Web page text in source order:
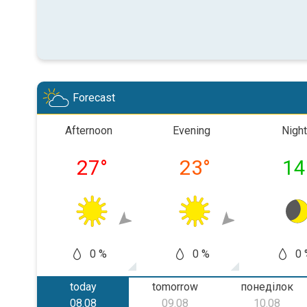
Forecast
Afternoon
27°
0 %
Evening
23°
0 %
Night
14
0
today
08.08
tomorrow
09.08
понеділок
10.08